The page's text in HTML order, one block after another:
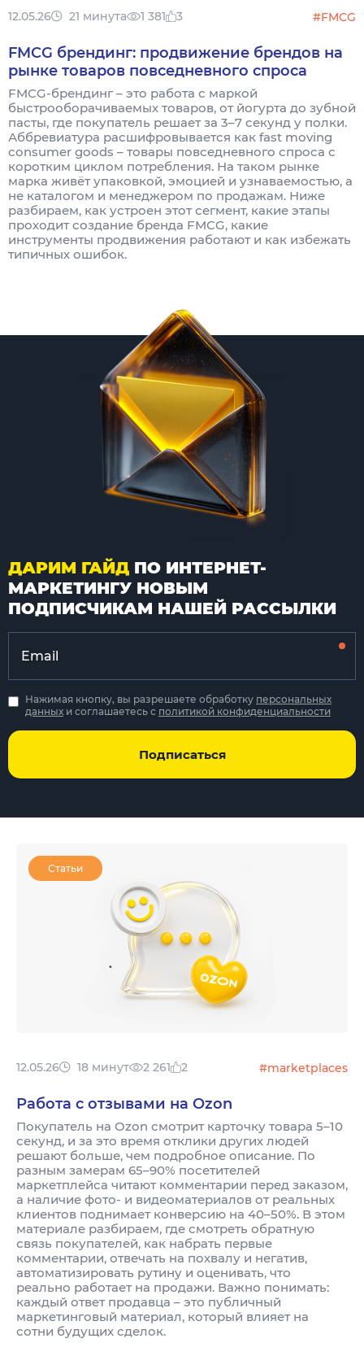
12.05.26 21 минута 1 381 3 #FMCG
FMCG брендинг: продвижение брендов на
рынке товаров повседневного спроса
FMCG-брендинг – это работа с маркой
быстрооборачиваемых товаров, от йогурта до зубной
пасты, где покупатель решает за 3–7 секунд у полки.
Аббревиатура расшифровывается как fast moving
consumer goods – товары повседневного спроса с
коротким циклом потребления. На таком рынке
марка живёт упаковкой, эмоцией и узнаваемостью, а
не каталогом и менеджером по продажам. Ниже
разбираем, как устроен этот сегмент, какие этапы
проходит создание бренда FMCG, какие
инструменты продвижения работают и как избежать
типичных ошибок.
ДАРИМ ГАЙД ПО ИНТЕРНЕТ-
МАРКЕТИНГУ НОВЫМ
ПОДПИСЧИКАМ НАШЕЙ РАССЫЛКИ
Подписаться
Нажимая кнопку, вы разрешаете обработку персональных
данных и соглашаетесь с политикой конфиденциальности
Статьи
12.05.26 18 минут 2 261 2 #marketplaces
Работа с отзывами на Ozon
Покупатель на Ozon смотрит карточку товара 5–10
секунд, и за это время отклики других людей
решают больше, чем подробное описание. По
разным замерам 65–90% посетителей
маркетплейса читают комментарии перед заказом,
а наличие фото- и видеоматериалов от реальных
клиентов поднимает конверсию на 40–50%. В этом
материале разбираем, где смотреть обратную
связь покупателей, как набрать первые
комментарии, отвечать на похвалу и негатив,
автоматизировать рутину и оценивать, что
реально работает на продажи. Важно понимать:
каждый ответ продавца – это публичный
маркетинговый материал, который влияет на
сотни будущих сделок.